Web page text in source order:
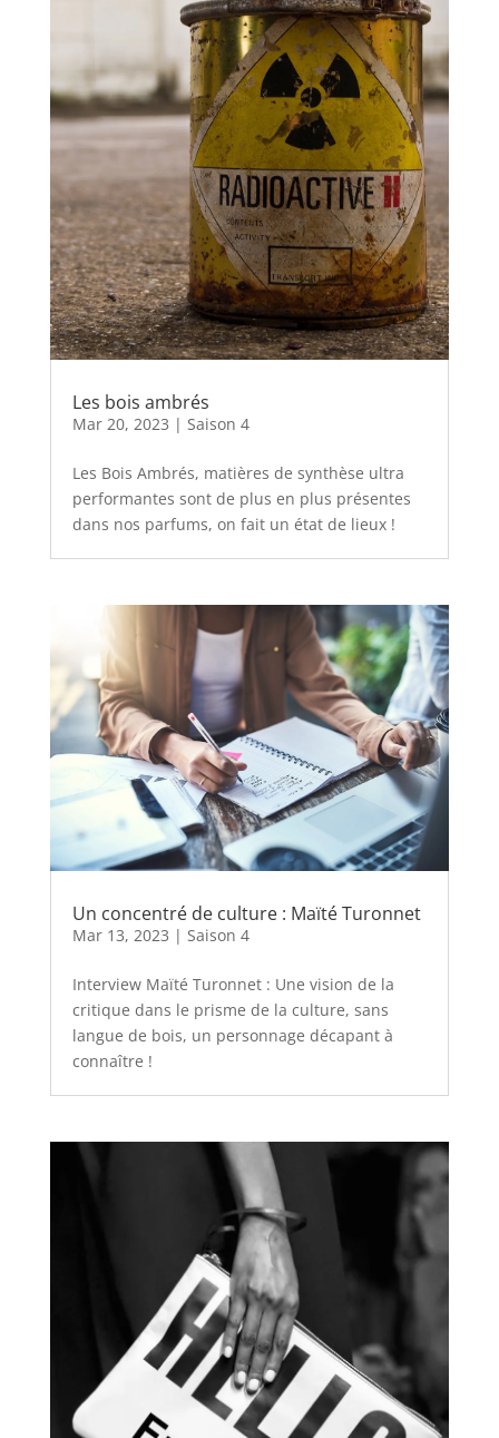
Les bois ambrés
Mar 20, 2023 | Saison 4
Les Bois Ambrés, matières de synthèse ultra
performantes sont de plus en plus présentes
dans nos parfums, on fait un état de lieux !
Un concentré de culture : Maïté Turonnet
Mar 13, 2023 | Saison 4
Interview Maïté Turonnet : Une vision de la
critique dans le prisme de la culture, sans
langue de bois, un personnage décapant à
connaître !